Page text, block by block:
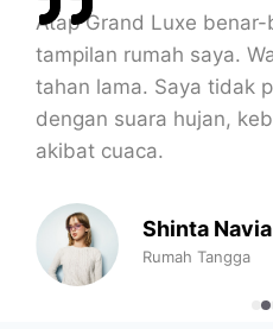
Atap Grand Luxe
tampilan rumah saya.
tahan lama. Saya tidak
dengan suara hujan,
akibat cuaca.
Shinta Navia
Rumah Tangga